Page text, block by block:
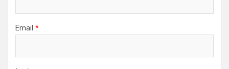
Email *